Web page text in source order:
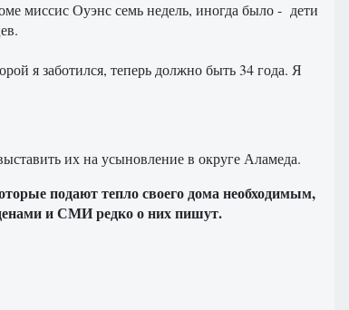
миссис Оуэнс семь недель, иногда было - дети
я заботился, теперь должно быть 34 года. Я
их на усыновление в округе Аламеда.
подают тепло своего дома необходимым,
и СМИ редко о них пишут.